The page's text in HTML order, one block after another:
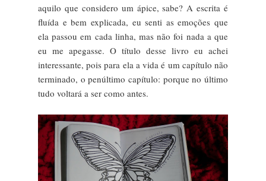
aquilo que considero um ápice, sabe? A escrita é
fluída e bem explicada, eu senti as emoções que
ela passou em cada linha, mas não foi nada a que
eu me apegasse. O título desse livro eu achei
interessante, pois para ela a vida é um capítulo não
terminado, o penúltimo capítulo: porque no último
tudo voltará a ser como antes.